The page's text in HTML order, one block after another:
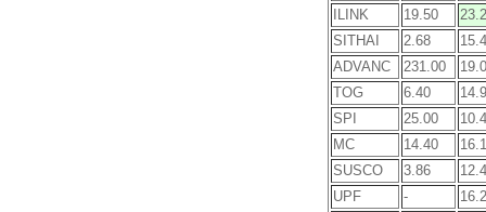
ILINK 19.50
SITHAI
2.68
ADVANC
231.00
TOG
6.40
SPI
25.00
MC
14.40
SUSCO
3.86
UPF
-